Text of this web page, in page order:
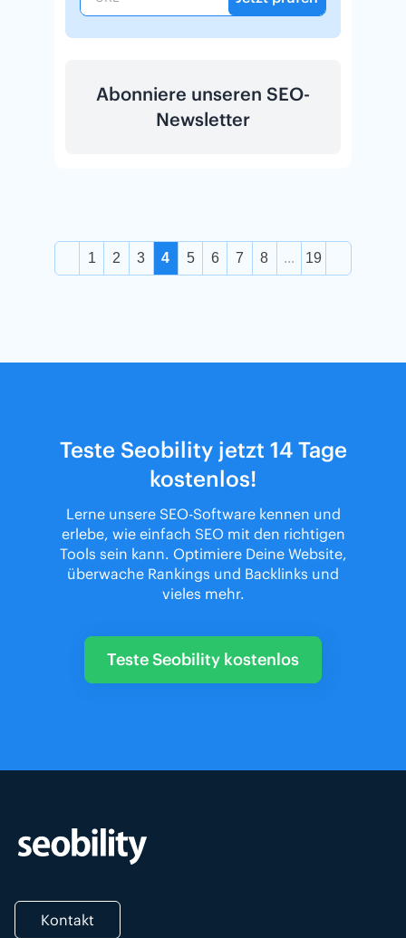
Abonniere unseren SEO-
Newsletter
1 2 3 4 5 6 7 8 ... 19
Teste Seobility jetzt 14 Tage
kostenlos!
Lerne unsere SEO-Software kennen und
erlebe, wie einfach SEO mit den richtigen
Tools sein kann. Optimiere Deine Website,
überwache Rankings und Backlinks und
vieles mehr.
Teste Seobility kostenlos
Kontakt